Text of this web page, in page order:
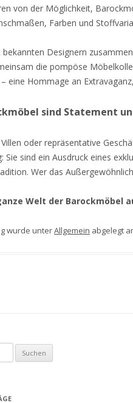
von der Möglichkeit,
Farben und
Designern
die pompöse
eine Hommage an
sind Statement
oder repräsentative
Sie sind ein Ausdruck eines
Wer das
Welt der Barockmöbel
wurde unterAllgemein abgelegt